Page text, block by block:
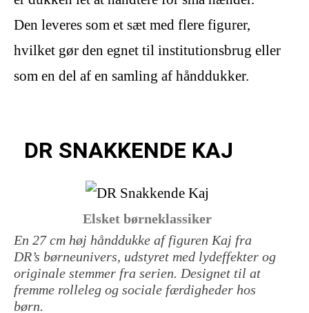
Den leveres som et sæt med flere figurer,
hvilket gør den egnet til institutionsbrug eller
som en del af en samling af hånddukker.
Elsket børneklassiker
DR SNAKKENDE KAJ
En 27 cm høj hånddukke af figuren Kaj fra
DR’s børneunivers, udstyret med lydeffekter og
originale stemmer fra serien. Designet til at
fremme rolleleg og sociale færdigheder hos
børn.